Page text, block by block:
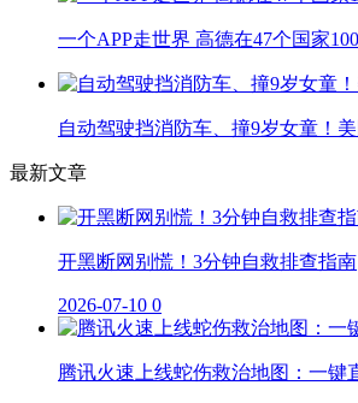
一个APP走世界 高德在47个国家
自动驾驶挡消防车、撞9岁女童！
最新文章
开黑断网别慌！3分钟自救排查指南
2026-07-10 0
腾讯火速上线蛇伤救治地图：一键